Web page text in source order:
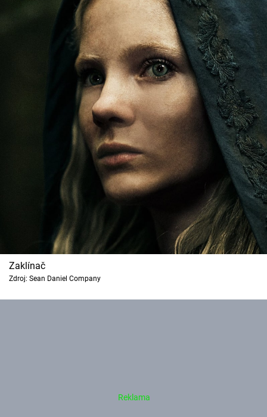
Zaklínač
Zdroj: Sean Daniel Company